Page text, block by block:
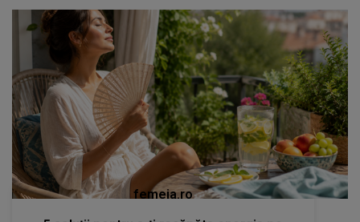
femeia.ro